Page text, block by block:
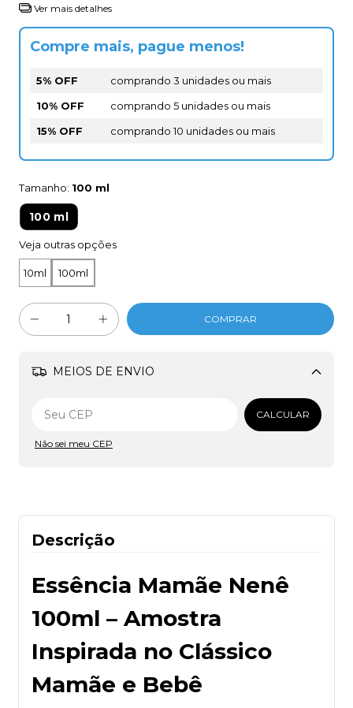
Ver mais detalhes
Compre mais, pague menos!
5% OFF
comprando 3 unidades ou mais
10% OFF
comprando 5 unidades ou mais
15% OFF
comprando 10 unidades ou mais
Tamanho: 100 ml
100 ml
Veja outras opções
10ml 100ml
MEIOS DE ENVIO
Alterar CEP
CALCULAR
Não sei meu CEP
Descrição
Essência Mamãe Nenê
100ml – Amostra
Inspirada no Clássico
Mamãe e Bebê